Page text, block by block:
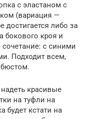
с эластаном с
(вариация —
достигается либо за
бокового кроя и
сочетание: с синими
Подходит всем,
красивые
на туфли на
будет кстати на